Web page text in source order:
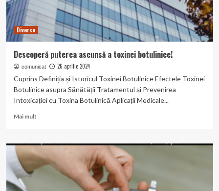
Diverse
Descoperă puterea ascunsă a toxinei botulinice!
comunicat 26 aprilie 2024
Cuprins Definiția și Istoricul Toxinei Botulinice Efectele Toxinei
Botulinice asupra Sănătății Tratamentul și Prevenirea
Intoxicației cu Toxina Botulinică Aplicații Medicale...
Mai multRead
Descoperă
ascunsă
a